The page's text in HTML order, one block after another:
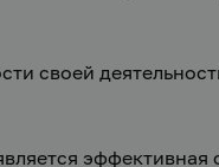
своей
эффективная